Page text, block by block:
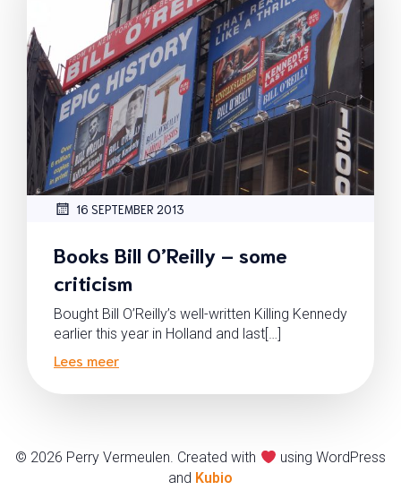
16 SEPTEMBER 2013
Books Bill O’Reilly – some
criticism
Bought Bill O’Reilly’s well-written Killing Kennedy
earlier this year in Holland and last[…]
Lees meer
© 2026 Perry Vermeulen. Created with
using WordPress
and Kubio